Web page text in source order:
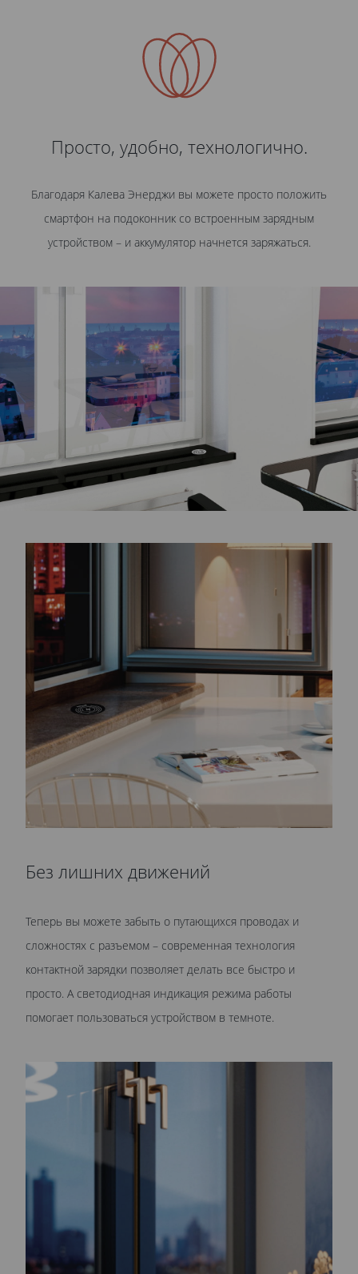
Просто, удобно, технологично.
Благодаря Калева Энерджи вы можете просто положить
смартфон на подоконник со встроенным зарядным
устройством – и аккумулятор начнется заряжаться.
Без лишних движений
Теперь вы можете забыть о путающихся проводах и
сложностях с разъемом – современная технология
контактной зарядки позволяет делать все быстро и
просто. А светодиодная индикация режима работы
помогает пользоваться устройством в темноте.